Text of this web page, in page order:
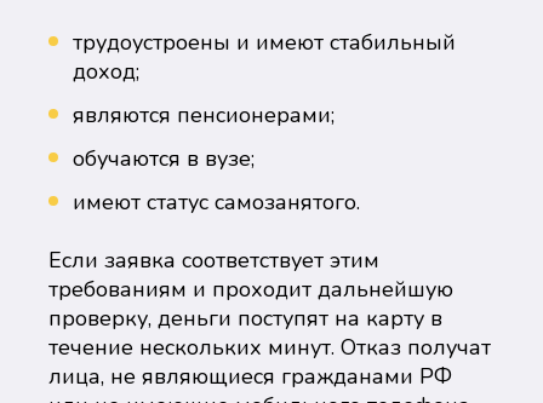
трудоустроены и имеют стабильный
доход;
являются пенсионерами;
обучаются в вузе;
имеют статус самозанятого.
Если заявка соответствует этим
требованиям и проходит дальнейшую
проверку, деньги поступят на карту в
течение нескольких минут. Отказ получат
лица, не являющиеся гражданами РФ